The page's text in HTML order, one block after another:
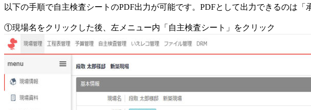
以下の手順で自主検査シートのPDF出力が可能です。PDFとして出力できるのは
①現場名をクリックした後、左メニュー内「自主検査シート」をクリック